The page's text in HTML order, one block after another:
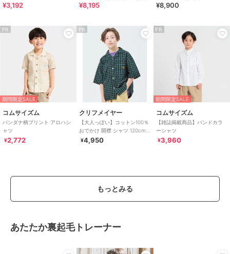
¥3,192
ット
¥8,195 ¥8,900
PR
期間限定SALE
コムサイズム
バンダナ柄プリント アロハシ
ャツ
¥2,772
PR
クリフメイヤー
【大人っぽい】コットン100％
おでかけ 開襟 シャツ 120cm
～170cm
¥4,950
PR
期間限定SALE
コムサイズム
【雑誌掲載商品】バンドカラ
ーシャツ
¥3,960
もっとみる
あたたか裏起毛トレーナー